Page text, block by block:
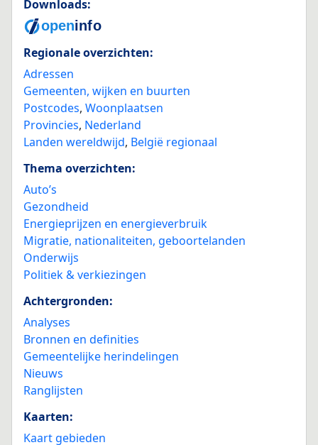
Downloads:
Regionale overzichten:
Adressen
Gemeenten, wijken en buurten
Postcodes, Woonplaatsen
Provincies, Nederland
Landen wereldwijd, België regionaal
Thema overzichten:
Auto’s
Gezondheid
Energieprijzen en energieverbruik
Migratie, nationaliteiten, geboortelanden
Onderwijs
Politiek & verkiezingen
Achtergronden:
Analyses
Bronnen en definities
Gemeentelijke herindelingen
Nieuws
Ranglijsten
Kaarten:
Kaart gebieden